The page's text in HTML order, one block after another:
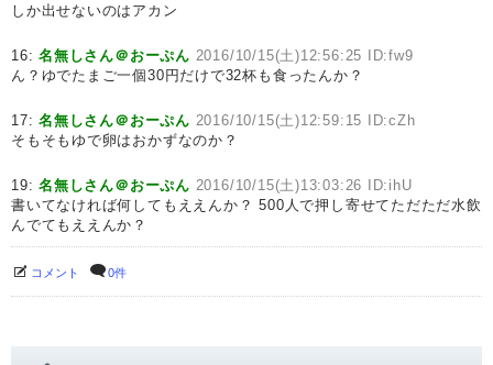
しか出せないのはアカン
16:名無しさん＠おーぷん 2016/10/15(土)12:56:25 ID:fw9
ん？ゆでたまご一個30円だけで32杯も食ったんか？
17:名無しさん＠おーぷん 2016/10/15(土)12:59:15 ID:cZh
そもそもゆで卵はおかずなのか？
19:名無しさん＠おーぷん 2016/10/15(土)13:03:26 ID:ihU
書いてなければ何してもええんか？ 500人で押し寄せてただただ水飲
んでてもええんか？
コメント 0件